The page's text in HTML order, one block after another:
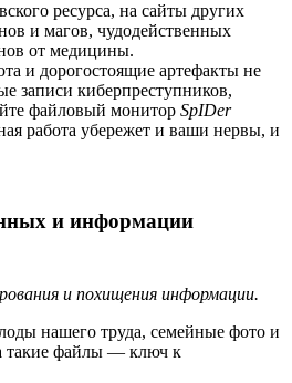
ресурса, на сайты других
и магов, чудодейственных
от медицины.
и дорогостоящие артефакты не
записи киберпреступников,
файловый монитор SpIDer
работа убережет и ваши нервы, и
и информации
и похищения информации.
нашего труда, семейные фото и
такие файлы — ключ к